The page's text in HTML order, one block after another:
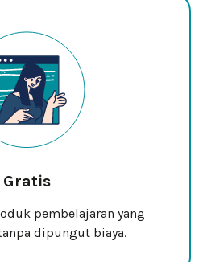
Gratis
pembelajaran yang
dipungut biaya.